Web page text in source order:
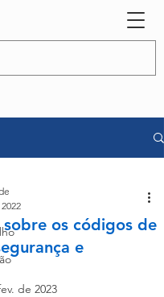
os códigos de
e
de 2023